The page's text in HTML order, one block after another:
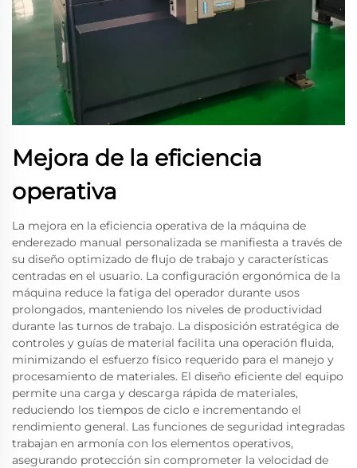
Mejora de la eficiencia
operativa
La mejora en la eficiencia operativa de la máquina de
enderezado manual personalizada se manifiesta a través de
su diseño optimizado de flujo de trabajo y características
centradas en el usuario. La configuración ergonómica de la
máquina reduce la fatiga del operador durante usos
prolongados, manteniendo los niveles de productividad
durante las turnos de trabajo. La disposición estratégica de
controles y guías de material facilita una operación fluida,
minimizando el esfuerzo físico requerido para el manejo y
procesamiento de materiales. El diseño eficiente del equipo
permite una carga y descarga rápida de materiales,
reduciendo los tiempos de ciclo e incrementando el
rendimiento general. Las funciones de seguridad integradas
trabajan en armonía con los elementos operativos,
asegurando protección sin comprometer la velocidad de